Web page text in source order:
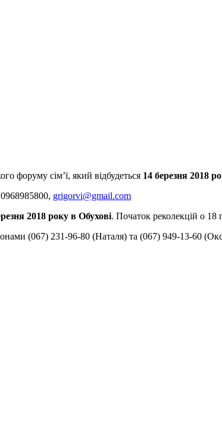
форуму сім’ї, який відбудеться 14 березня 2018
grigorvi@gmail.com
2018 року в Обухові. Початок реколекцій о 18
(067) 231-96-80 (Наталя) та (067) 949-13-60